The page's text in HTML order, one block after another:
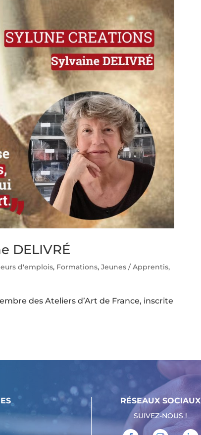
DELIVRÉ
d'emplois, Formations,Jeunes / Apprentis,
des Ateliers d’Art de France, inscrite
RÉSEAUX SOCIAUX
SUIVEZ-NOUS !